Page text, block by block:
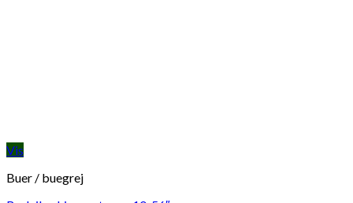
Vis
Buer / buegrej